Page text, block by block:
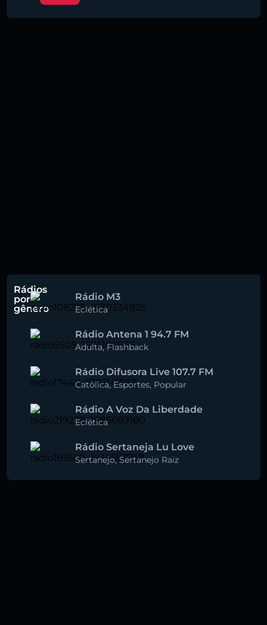
Rádios
por
gênero
Rádio M3
Eclética
Rádio Antena 1 94.7 FM
Adulta,Flashback
Rádio Difusora Live 107.7 FM
Católica,Esportes, Popular
Rádio A Voz Da Liberdade
Eclética
Rádio Sertaneja Lu Love
Sertanejo,Sertanejo Raiz